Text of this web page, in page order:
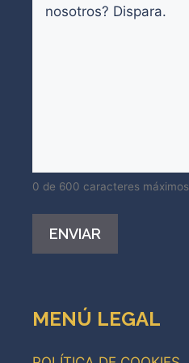
0 de 600 caracteres máximos
MENÚ LEGAL